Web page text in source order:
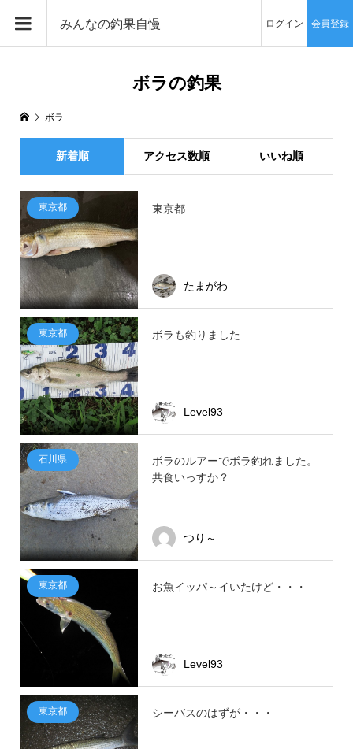
みんなの釣果自慢 ログイン 会員登録
ボラの釣果
ボラ
新着順 アクセス数順 いいね順
東京都 東京都
たまがわ
東京都 ボラも釣りました
Level93
石川県
ボラのルアーでボラ釣れました。
共食いっすか？
つり～
東京都 お魚イッパ～イいたけど・・・
Level93
東京都 シーバスのはずが・・・